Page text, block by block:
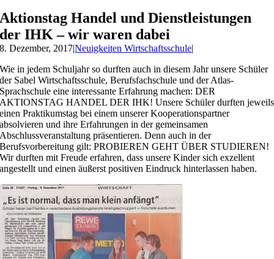
Aktionstag Handel und Dienstleistungen
der IHK – wir waren dabei
8. Dezember, 2017|Neuigkeiten Wirtschaftsschule|
Wie in jedem Schuljahr so durften auch in diesem Jahr unsere Schüler
der Sabel Wirtschaftsschule, Berufsfachschule und der Atlas-
Sprachschule eine interessante Erfahrung machen: DER
AKTIONSTAG HANDEL DER IHK! Unsere Schüler durften jeweils
einen Praktikumstag bei einem unserer Kooperationspartner
absolvieren und ihre Erfahrungen in der gemeinsamen
Abschlussveranstaltung präsentieren. Denn auch in der
Berufsvorbereitung gilt: PROBIEREN GEHT ÜBER STUDIEREN!
Wir durften mit Freude erfahren, dass unsere Kinder sich exzellent
angestellt und einen äußerst positiven Eindruck hinterlassen haben.